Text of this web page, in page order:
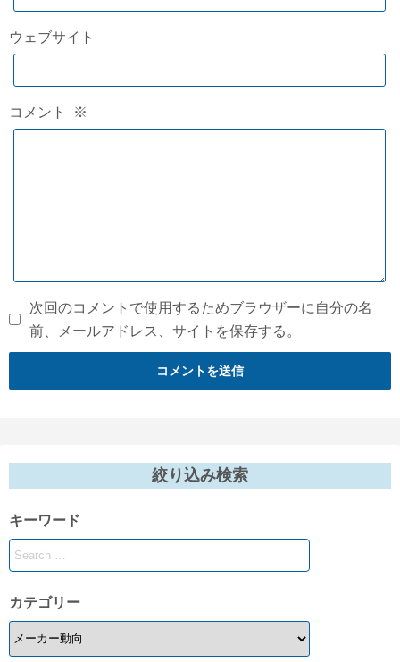
ウェブサイト
コメント ※
次回のコメントで使用するためブラウザーに自分の名
前、メールアドレス、サイトを保存する。
絞り込み検索
キーワード
カテゴリー